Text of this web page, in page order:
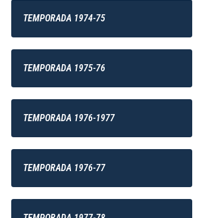
TEMPORADA 1974-75
TEMPORADA 1975-76
TEMPORADA 1976-1977
TEMPORADA 1976-77